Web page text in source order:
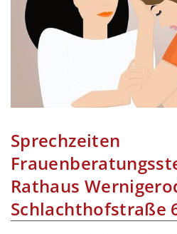
Sprechzeiten
Rathaus
Schlachthofstraße